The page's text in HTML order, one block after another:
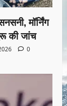
मॉर्निंग
की जांच
0